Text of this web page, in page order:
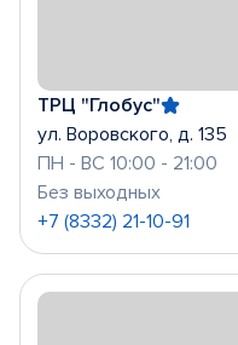
ТРЦ "Глобус"
ул. Воровского, д. 135
ПН - ВС 10:00 - 21:00
Без выходных
+7 (8332) 21-10-91